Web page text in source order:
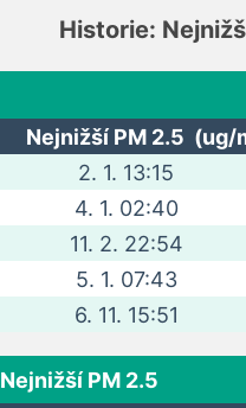
Historie:
Nejnižší PM 2.5 (ug/
2. 1. 13:15
4. 1. 02:40
11. 2. 22:54
5. 1. 07:43
6. 11. 15:51
Nejnižší PM 2.5